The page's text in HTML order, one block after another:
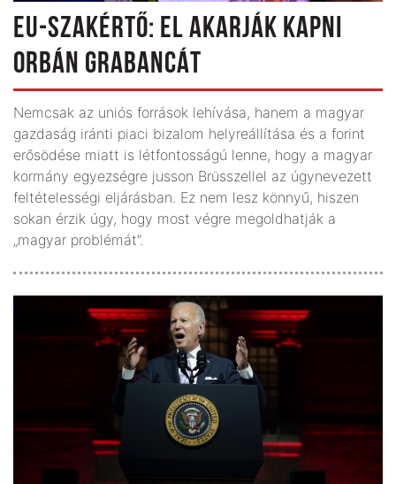
EU-SZAKÉRTŐ: EL AKARJÁK KAPNI
ORBÁN GRABANCÁT
Nemcsak az uniós források lehívása, hanem a magyar
gazdaság iránti piaci bizalom helyreállítása és a forint
erősödése miatt is létfontosságú lenne, hogy a magyar
kormány egyezségre jusson Brüsszellel az úgynevezett
feltételességi eljárásban. Ez nem lesz könnyű, hiszen
sokan érzik úgy, hogy most végre megoldhatják a
„magyar problémát”.